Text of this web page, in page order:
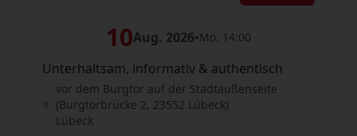
10Aug. 2026•Mo. 14:00
Unterhaltsam, informativ & authentisch
vor dem Burgtor auf der Stadtaußenseite
(Burgtorbrücke 2, 23552 Lübeck)
Lübeck